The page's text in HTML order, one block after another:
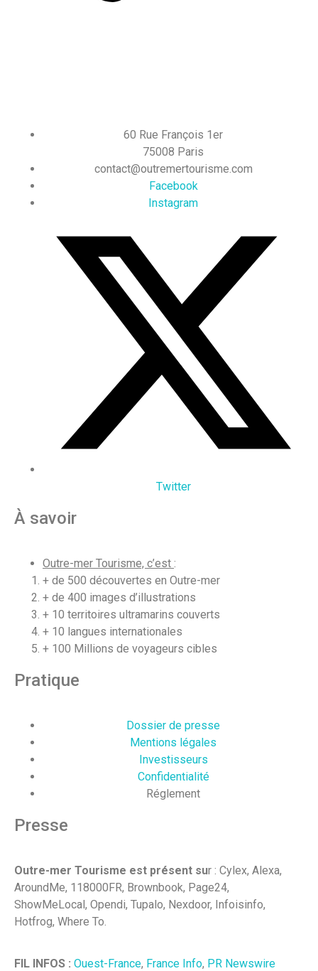
60 Rue François 1er
75008 Paris
contact@outremertourisme.com
Facebook
Instagram
Twitter
À savoir
Outre-mer Tourisme, c’est :
+ de 500 découvertes en Outre-mer
+ de 400 images d’illustrations
+ 10 territoires ultramarins couverts
+ 10 langues internationales
+ 100 Millions de voyageurs cibles
Pratique
Dossier de presse
Mentions légales
Investisseurs
Confidentialité
Réglement
Presse
Outre-mer Tourisme est présent sur : Cylex, Alexa,
AroundMe, 118000FR, Brownbook, Page24,
ShowMeLocal, Opendi, Tupalo, Nexdoor, Infoisinfo,
Hotfrog, Where To.
FIL INFOS : Ouest-France, France Info, PR Newswire